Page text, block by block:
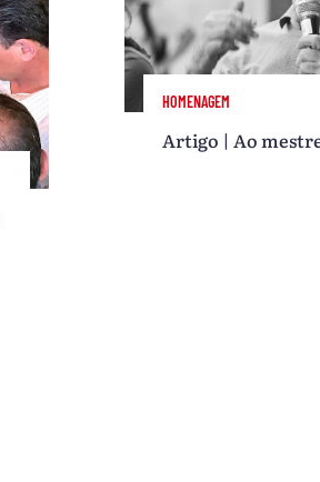
HOMENAGEM
Artigo | Ao